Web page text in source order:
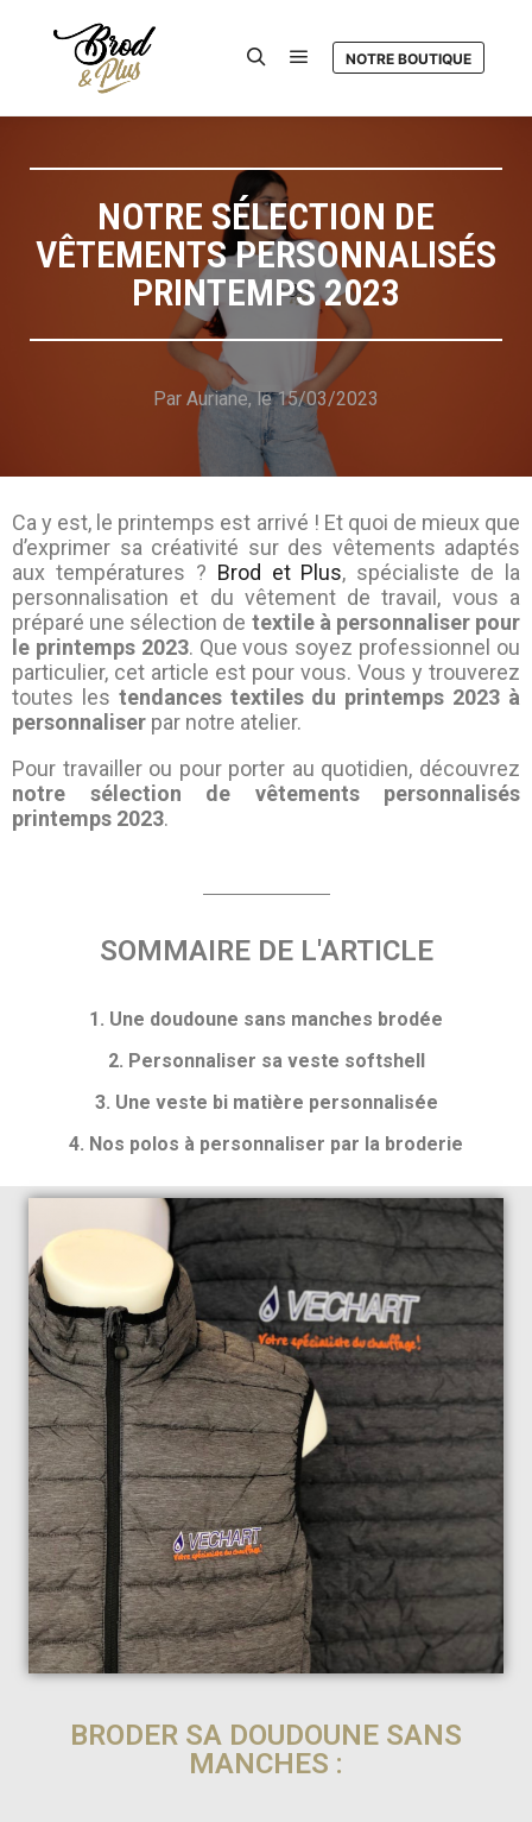
NOTRE BOUTIQUE
NOTRE SÉLECTION DE
VÊTEMENTS PERSONNALISÉS
PRINTEMPS 2023
Par Auriane, le 15/03/2023
Ca y est, le printemps est arrivé ! Et quoi de mieux que
d’exprimer sa créativité sur des vêtements adaptés
aux températures ? Brod et Plus, spécialiste de la
personnalisation et du vêtement de travail, vous a
préparé une sélection de textile à personnaliser pour
le printemps 2023. Que vous soyez professionnel ou
particulier, cet article est pour vous. Vous y trouverez
toutes les tendances textiles du printemps 2023 à
personnaliser par notre atelier.
Pour travailler ou pour porter au quotidien, découvrez
notre sélection de vêtements personnalisés
printemps 2023.
SOMMAIRE DE L'ARTICLE
1. Une doudoune sans manches brodée
2. Personnaliser sa veste softshell
3. Une veste bi matière personnalisée
4. Nos polos à personnaliser par la broderie
BRODER SA DOUDOUNE SANS
MANCHES :